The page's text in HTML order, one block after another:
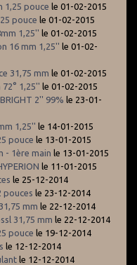
1,25 pouce le 01-02-2015
pouce le 01-02-2015
1,25'' le 01-02-2015
16 mm 1,25'' le 01-02-
31,75 mm le 01-02-2015
1,25'' le 01-02-2015
2'' 99% le 23-01-
1,25'' le 14-01-2015
pouce le 13-01-2015
- 1ère main le 13-01-2015
le 11-01-2015
le 25-12-2014
pouces le 23-12-2014
mm le 22-12-2014
31,75 mm le 22-12-2014
pouce le 19-12-2014
le 12-12-2014
le 12-12-2014